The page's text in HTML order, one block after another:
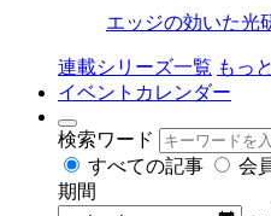
エッジの効いた光
連載シリーズ一覧 もっ
イベントカレンダー
検索ワード
すべての記事
会
期間